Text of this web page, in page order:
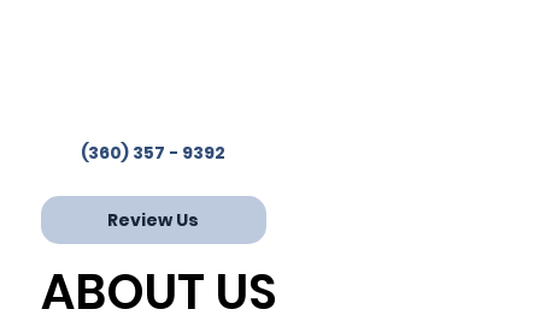
(360) 357 - 9392
Review Us
ABOUT US